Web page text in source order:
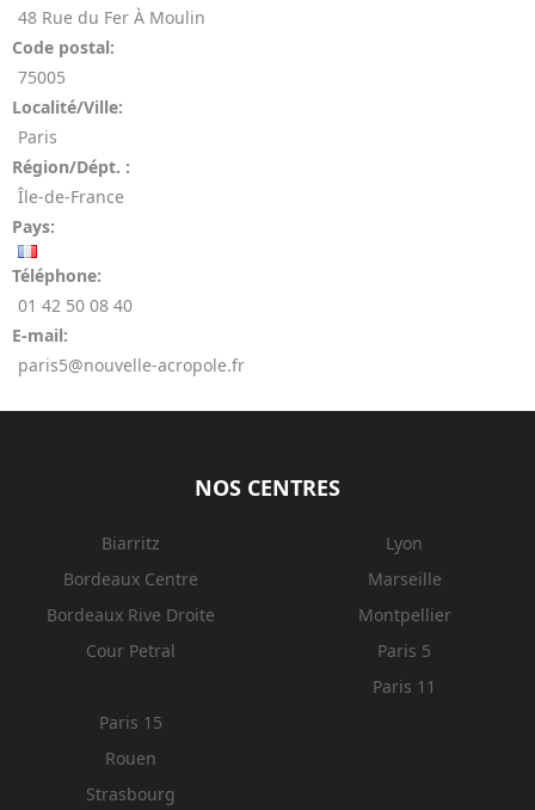
48 Rue du Fer À Moulin
Code postal:
75005
Localité/Ville:
Paris
Région/Dépt. :
Île-de-France
Pays:
Téléphone:
01 42 50 08 40
E-mail:
paris5@nouvelle-acropole.fr
NOS CENTRES
Biarritz
Bordeaux Centre
Bordeaux Rive Droite
Cour Petral
Lyon
Marseille
Montpellier
Paris 5
Paris 11
Paris 15
Rouen
Strasbourg